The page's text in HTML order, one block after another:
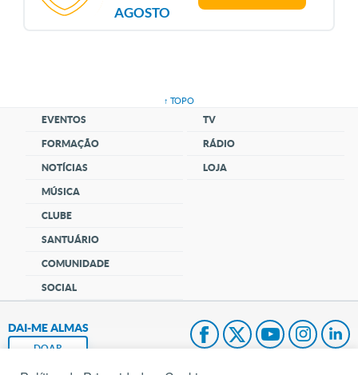
AGOSTO
↑ TOPO
EVENTOS
FORMAÇÃO
NOTÍCIAS
MÚSICA
CLUBE
SANTUÁRIO
COMUNIDADE
SOCIAL
TV
RÁDIO
LOJA
DAI-ME ALMAS
DOAR